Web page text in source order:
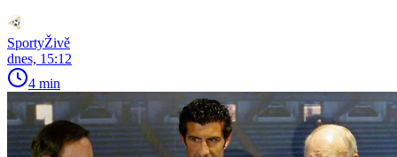
SportyŽivě
dnes, 15:12
4 min